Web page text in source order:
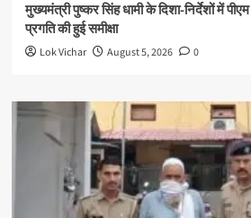
मुख्यमंत्री पुष्कर सिंह धामी के दिशा-निर्देशों में
प्रगति की हुई समीक्षा
Lok Vichar August 5, 2026 0